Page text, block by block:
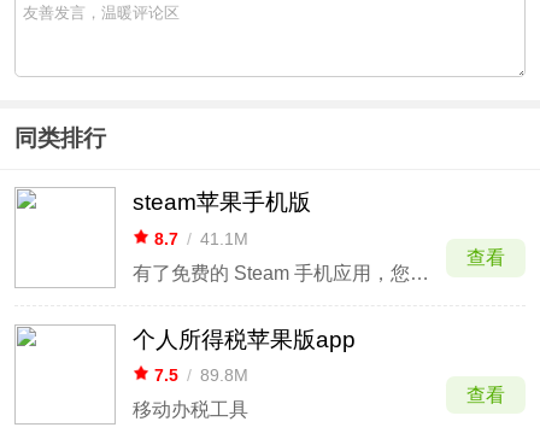
同类排行
steam苹果手机版
8.7 / 41.1M
有了免费的 Steam 手机应用，您可以随时随地使用 Steam。
查看
个人所得税苹果版app
7.5 / 89.8M
移动办税工具
查看